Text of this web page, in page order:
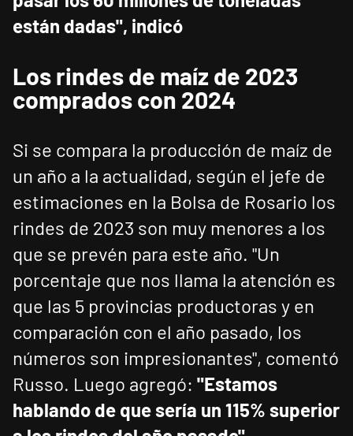
están dadas", indicó
Los rindes de maíz de 2023
comprados con 2024
Si se compara la producción de maíz de
un año a la actualidad, según el jefe de
estimaciones en la Bolsa de Rosario los
rindes de 2023 son muy menores a los
que se prevén para este año. "Un
porcentaje que nos llama la atención es
que las 5 provincias productoras y en
comparación con el año pasado, los
números son impresionantes", comentó
Russo. Luego agregó: "Estamos
hablando de que sería un 115% superior